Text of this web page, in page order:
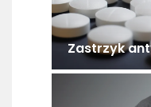
Zastrzyk